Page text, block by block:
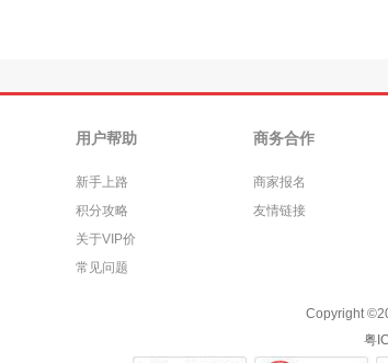
用户帮助
新手上路
积分攻略
关于VIP价
常见问题
商务合作
商家报名
友情链接
Copyright ©
粤